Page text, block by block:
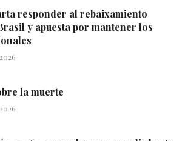
responder al rebaixamiento
y apuesta por mantener los
la muerte